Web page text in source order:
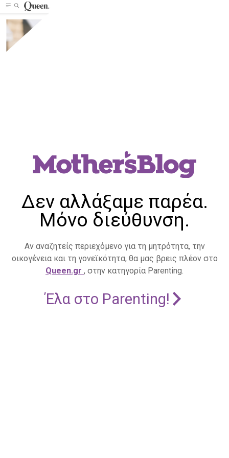
Δεν αλλάξαμε παρέα.
Μόνο διεύθυνση.
Αν αναζητείς περιεχόμενο για τη μητρότητα, την
οικογένεια και τη γονεϊκότητα, θα μας βρεις πλέον στο
Queen.gr , στην κατηγορία Parenting.
Έλα στο Parenting!